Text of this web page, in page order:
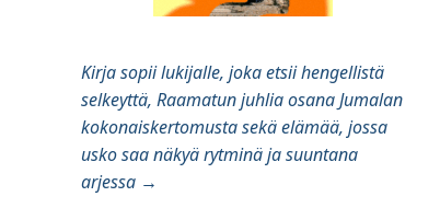
Kirja sopii lukijalle, joka etsii hengellistä
selkeyttä, Raamatun juhlia osana Jumalan
kokonaiskertomusta sekä elämää, jossa
usko saa näkyä rytminä ja suuntana
arjessa →